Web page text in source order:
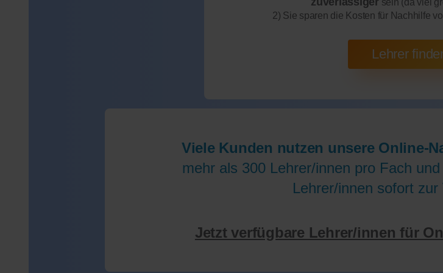
sein (da viel
2) Sie sparen die Kosten für Nachhilfe
Viele Kunden nutzen unsere Online-
mehr als 300 Lehrer/innen pro Fach
Lehrer/innen sofort
Jetzt verfügbare Lehrer/innen für